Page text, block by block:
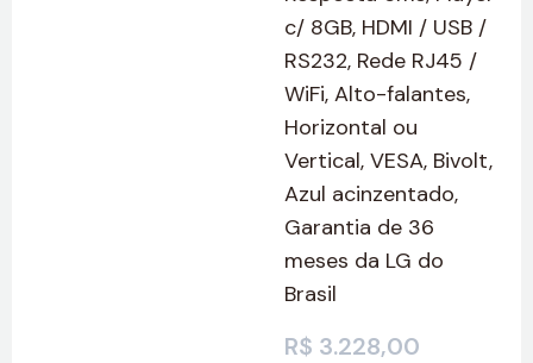
c/ 8GB, HDMI / USB /
RS232, Rede RJ45 /
WiFi, Alto-falantes,
Horizontal ou
Vertical, VESA, Bivolt,
Azul acinzentado,
Garantia de 36
meses da LG do
Brasil
R$ 3.228,00